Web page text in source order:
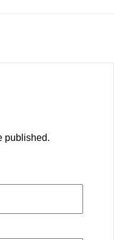
published.